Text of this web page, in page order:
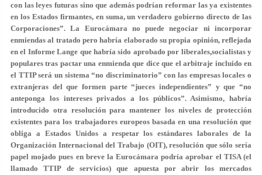
con las leyes futuras sino que además podrían reformar las ya existentes
en los Estados firmantes, en suma, un verdadero gobierno directo de las
Corporaciones”. La Eurocámara no puede negociar ni incorporar
enmiendas al tratado pero habría elaborado su propia opinión, reflejada
en el Informe Lange que habría sido aprobado por liberales,socialistas y
populares tras pactar una enmienda que dice que el arbitraje incluido en
el TTIP será un sistema “no discriminatorio” con las empresas locales o
extranjeras del que formen parte “jueces independientes” y que “no
anteponga los intereses privados a los públicos”. Asimismo, habría
introducido otra resolución para mantener los niveles de protección
existentes para los trabajadores europeos basada en una resolución que
obliga a Estados Unidos a respetar los estándares laborales de la
Organización Internacional del Trabajo (OIT), resolución que sólo sería
papel mojado pues en breve la Eurocámara podría aprobar el TISA (el
llamado TTIP de servicios) que apuesta por abrir los mercados